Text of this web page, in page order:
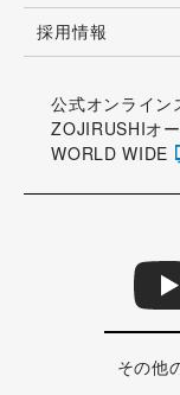
採用情報
公式オンライン
ZOJIRUSHIオ
WORLD WIDE
その他